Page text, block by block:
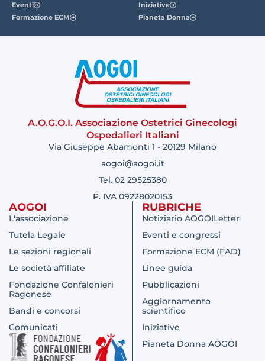
Eventi
Formazione ECM
Iniziative
Pianeta Donna
A.O.G.O.I. Associazione Ostetrici Ginecologi
Ospedalieri Italiani
Via Giuseppe Abamonti 1 - 20129 Milano
aogoi@aogoi.it
Tel. 02 29525380
P. IVA 09228020153
AOGOI
L'associazione
Tutela Legale
Le sezioni regionali
Le società affiliate
Fondazione Confalonieri
Ragonese
Bandi e concorsi
Comunicati
RUBRICHE
Notiziario AOGOILetter
Eventi e congressi
Formazione ECM (FAD)
Linee guida
Pubblicazioni
Aggiornamento
scientifico
Iniziative
Pianeta Donna AOGOI